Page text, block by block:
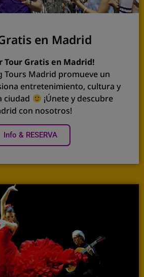
en Madrid
Tour Gratis en Madrid!
Tours Madrid promueve un
entretenimiento, cultura y
ciudad
¡Únete y descubre
con nosotros!
Info & RESERVA